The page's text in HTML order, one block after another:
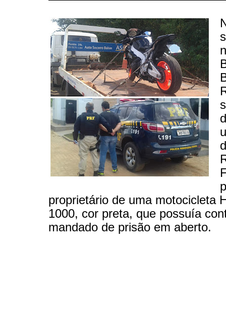
proprietário de uma motocicleta
1000, cor preta, que possuía
mandado de prisão em aberto.